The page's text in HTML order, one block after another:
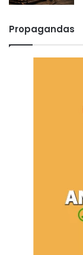
Propagandas